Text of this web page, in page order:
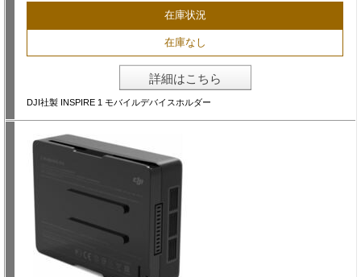
在庫状況
在庫なし
詳細はこちら
DJI社製 INSPIRE 1 モバイルデバイスホルダー